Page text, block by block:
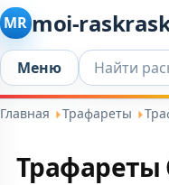
MR moi-
Меню Искать...
Главная Трафареты
Трафареты